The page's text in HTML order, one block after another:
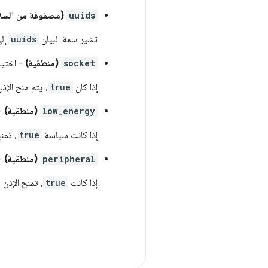
uuids (مصفوفة من
تشير سمة البيان uuids
socket (منطقية) -
إذا كان true ، يتم منح
low_energy (منطقية)
إذا كانت سياسة true ،
peripheral (منطقية)
إذا كانت true ، تمنح